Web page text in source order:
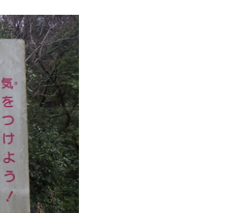
おくやみ
防災